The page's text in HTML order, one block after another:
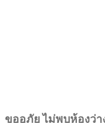
ขออภัย ไม่พบห้องว่า